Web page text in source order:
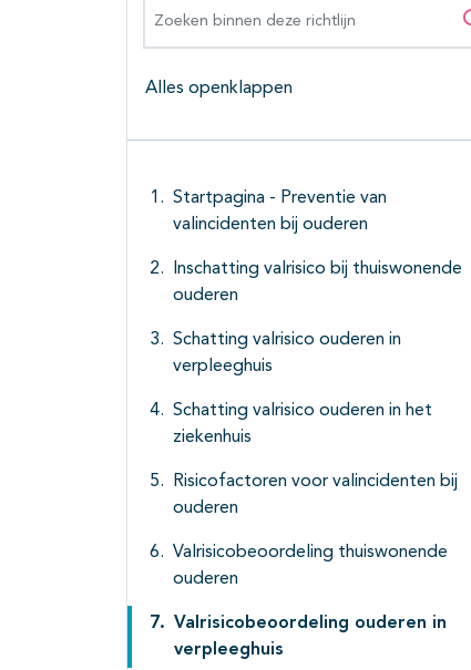
Alles openklappen
Startpagina - Preventie van
valincidenten bij ouderen
Inschatting valrisico bij thuiswonende
ouderen
Schatting valrisico ouderen in
verpleeghuis
Schatting valrisico ouderen in het
ziekenhuis
Risicofactoren voor valincidenten bij
ouderen
Valrisicobeoordeling thuiswonende
ouderen
Valrisicobeoordeling ouderen in
verpleeghuis